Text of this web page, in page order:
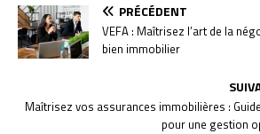
PRÉCÉDENT
VEFA : Maîtrisez l’art de la
bien immobilier
Maîtrisez vos assurances immobilières :
pour une gestion